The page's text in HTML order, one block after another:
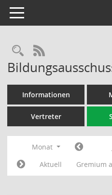
Toggle navigation
RSS-Feed
Informationen
Vertreter
Monat
Aktuell
Gremium